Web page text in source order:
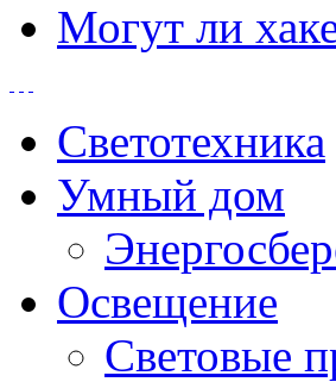
Могут ли
Светотехника
Умный дом
Освещение
Световые